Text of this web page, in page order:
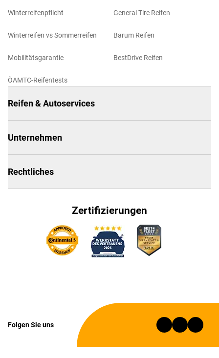
Winterreifenpflicht
Winterreifen vs Sommerreifen
Mobilitätsgarantie
ÖAMTC-Reifentests
General Tire Reifen
Barum Reifen
BestDrive Reifen
Reifen & Autoservices
Unternehmen
Rechtliches
Zertifizierungen
Folgen Sie uns